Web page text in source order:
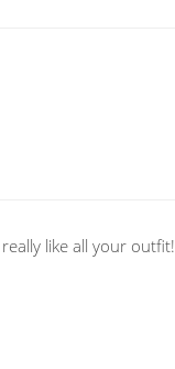
like all your outfit!